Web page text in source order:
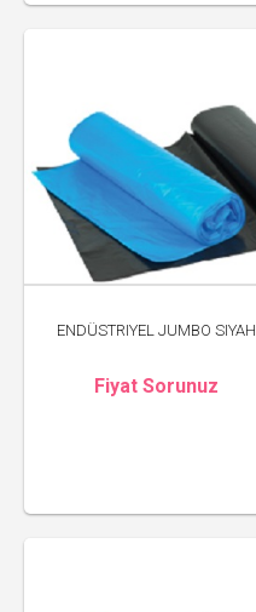
ENDÜSTRIYEL JUMBO SIYAH
Fiyat Sorunuz